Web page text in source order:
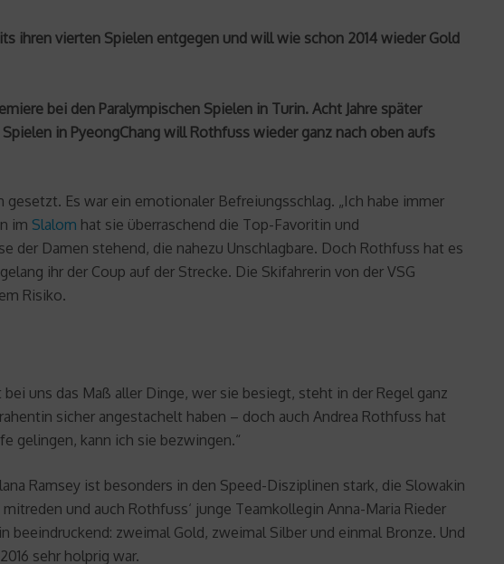
ihren vierten Spielen entgegen und will wie schon 2014 wieder Gold
bei den Paralympischen Spielen in Turin. Acht Jahre später
in PyeongChang will Rothfuss wieder ganz nach oben aufs
Es war ein emotionaler Befreiungsschlag. „Ich habe immer
im Slalom hat sie überraschend die Top-Favoritin und
der Damen stehend, die nahezu Unschlagbare. Doch Rothfuss hat es
ihr der Coup auf der Strecke. Die Skifahrerin von der VSG
Risiko.
uns das Maß aller Dinge, wer sie besiegt, steht in der Regel ganz
sicher angestachelt haben – doch auch Andrea Rothfuss hat
gelingen, kann ich sie bezwingen.“
Ramsey ist besonders in den Speed-Disziplinen stark, die Slowakin
und auch Rothfuss‘ junge Teamkollegin Anna-Maria Rieder
zweimal Gold, zweimal Silber und einmal Bronze. Und
sehr holprig war.